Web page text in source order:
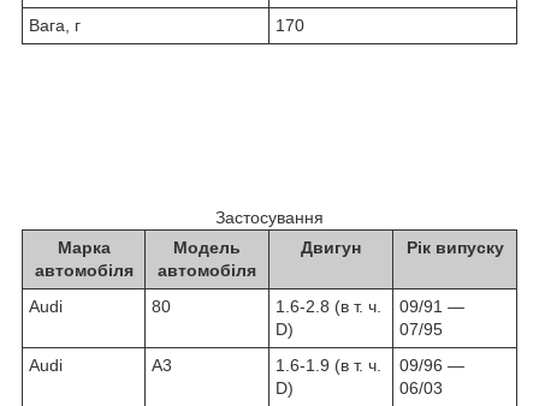
Вага, г
170
Застосування
Марка
автомобіля
Модель
автомобіля
Двигун Рік випуску
Audi 80 1.6-2.8 (в т. ч.
D)
09/91 ―
07/95
Audi
A3 1.6-1.9 (в т. ч.
D)
09/96 ―
06/03